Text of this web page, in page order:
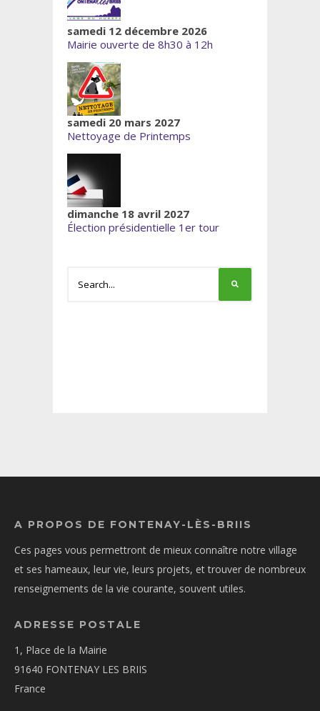
samedi 12 décembre 2026
Mairie ouverte de 8h30 à 12h
samedi 20 mars 2027
Nettoyage de Printemps
dimanche 18 avril 2027
Élection présidentielle 1er tour
A PROPOS DE FONTENAY-LÈS-BRIIS
Ces pages vous permettront de mieux connaître notre village
et ses hameaux, leur vie, leurs projets, et trouver de nombreux
renseignements de la vie courante, souvent utiles.
ADRESSE POSTALE
1, Place de la Mairie
91640 FONTENAY LES BRIIS
France